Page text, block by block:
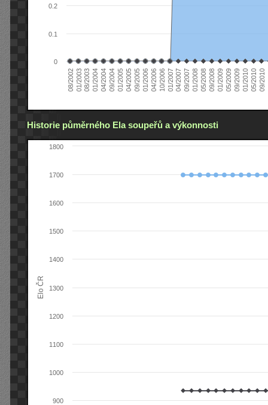
08/200201/200308/200301/200404/200409/200401/200504/200509/200501/200604/200610/200601/200704/200709/200701/200805/200809/200801/200905/200909/200901/201005/201009/2010
0
0.1
0.2
Historie půměrného Ela soupeřů a výkonnosti
Elo ČR
900
1000
1100
1200
1300
1400
1500
1600
1700
1800